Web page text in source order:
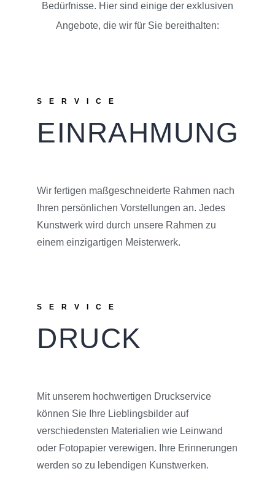
Bedürfnisse. Hier sind einige der exklusiven
Angebote, die wir für Sie bereithalten:
SERVICE
EINRAHMUNG
Wir fertigen maßgeschneiderte Rahmen nach
Ihren persönlichen Vorstellungen an. Jedes
Kunstwerk wird durch unsere Rahmen zu
einem einzigartigen Meisterwerk.
SERVICE
DRUCK
Mit unserem hochwertigen Druckservice
können Sie Ihre Lieblingsbilder auf
verschiedensten Materialien wie Leinwand
oder Fotopapier verewigen. Ihre Erinnerungen
werden so zu lebendigen Kunstwerken.